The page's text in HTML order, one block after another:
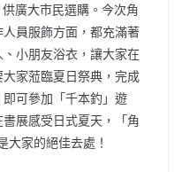
廣大市民選購。今次角
員服飾方面，都充滿著
小朋友浴衣，讓大家在
家蒞臨夏日祭典，完成
可參加「千本釣」遊
展感受日式夏天，「角
家的絕佳去處！